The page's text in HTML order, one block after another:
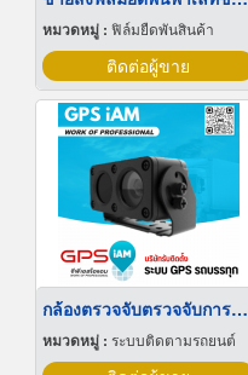
หมวดหมู่ : ฟิล์มยืดพันสินค้า
ติดต่อผู้ขาย
กล้องตรวจจับตรวจจับการหลับใน
หมวดหมู่ : ระบบติดตามรถยนต์